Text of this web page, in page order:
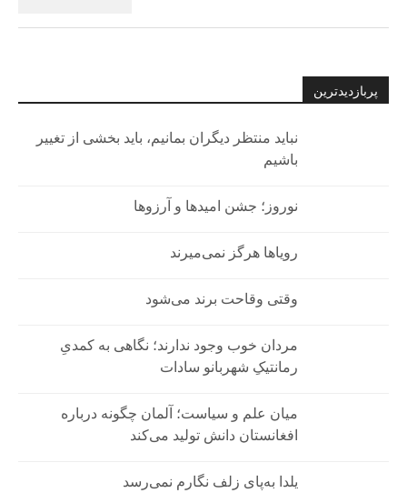
پربازدیدترین
نباید منتظر دیگران بمانیم، باید بخشی از تغییر
باشیم
نوروز؛ جشن امیدها و آرزوها
رویاها هرگز نمی‌میرند
وقتی وقاحت برند می‌شود
مردان خوب وجود ندارند؛ نگاهی به کمدیِ
رمانتیکِ شهربانو سادات
میان علم و سیاست؛ آلمان چگونه درباره
افغانستان دانش تولید می‌کند
یلدا به‌پای زلف نگارم نمی‌رسد